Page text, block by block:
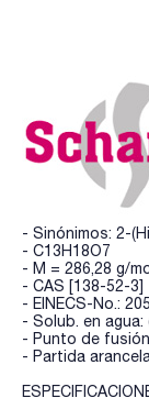
- Sinónimos: 2-
- C13H18O7
- M = 286,28 g/
- CAS [138-52-3]
- EINECS-No.:
- Solub. en agua:
- Punto de
- Partida